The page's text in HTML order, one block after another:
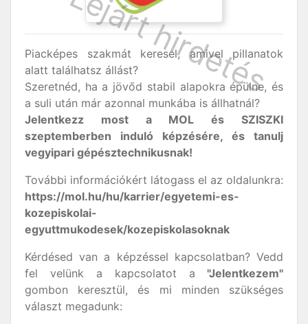
Piacképes szakmát keresel, amivel pillanatok
alatt találhatsz állást?
Szeretnéd, ha a jövőd stabil alapokra épülne, és
a suli után már azonnal munkába is állhatnál?
Jelentkezz most a MOL és SZISZKI
szeptemberben induló képzésére, és tanulj
vegyipari gépésztechnikusnak!
További információkért látogass el az oldalunkra:
https://mol.hu/hu/karrier/egyetemi-es-
kozepiskolai-
egyuttmukodesek/kozepiskolasoknak
Kérdésed van a képzéssel kapcsolatban? Vedd
fel velünk a kapcsolatot a "Jelentkezem"
gombon keresztül, és mi minden szükséges
választ megadunk: